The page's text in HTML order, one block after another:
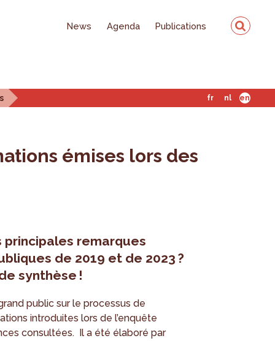
News Agenda Publications
fr nl en
émises lors des
principales remarques
de 2019 et de 2023 ?
synthèse !
public sur le processus de
introduites lors de l’enquête
consultées. Il a été élaboré par